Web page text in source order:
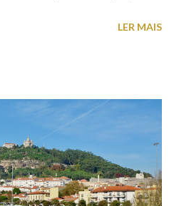
da cidade (entenda-se por
Viana Shopping é grátis de
(DIAS ÚTEIS)
LER MAIS